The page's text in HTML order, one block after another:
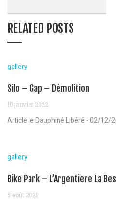
RELATED POSTS
gallery
Silo – Gap – Démolition
10 janvier 2022
Article le Dauphiné Libéré - 02/12/
gallery
Bike Park – L’Argentiere La
5 août 2021